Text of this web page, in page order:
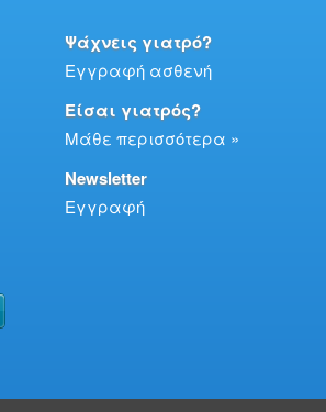
Ψάχνεις γιατρό?
Εγγραφή ασθενή
Είσαι γιατρός?
Μάθε περισσότερα »
Newsletter
Εγγραφή